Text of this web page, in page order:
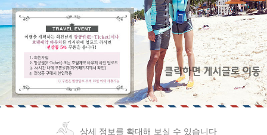
상세 정보를 확대해 보실 수 있습니다